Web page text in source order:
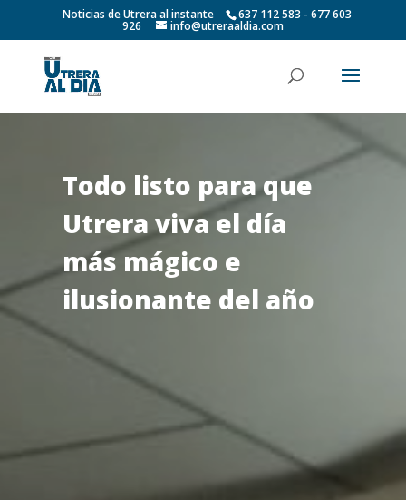
Noticias de Utrera al instante 637 112 583 - 677 603
926 info@utreraaldia.com
Todo listo para que
Utrera viva el día
más mágico e
ilusionante del año